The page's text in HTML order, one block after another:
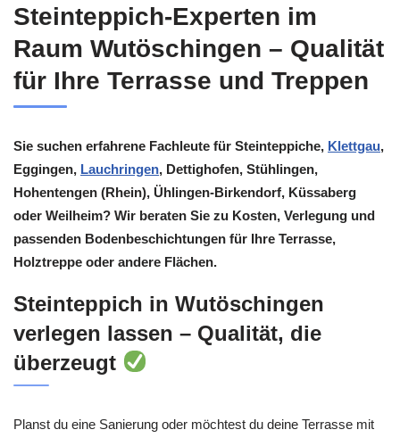
Steinteppich-Experten im
Raum Wutöschingen – Qualität
für Ihre Terrasse und Treppen
Sie suchen erfahrene Fachleute für Steinteppiche, Klettgau,
Eggingen, Lauchringen, Dettighofen, Stühlingen,
Hohentengen (Rhein), Ühlingen-Birkendorf, Küssaberg
oder Weilheim? Wir beraten Sie zu Kosten, Verlegung und
passenden Bodenbeschichtungen für Ihre Terrasse,
Holztreppe oder andere Flächen.
Steinteppich in Wutöschingen
verlegen lassen – Qualität, die
überzeugt
Planst du eine Sanierung oder möchtest du deine Terrasse mit